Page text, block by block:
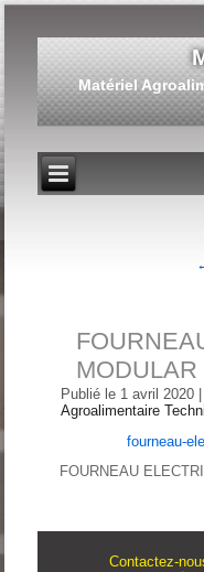
Matériel
Publié le 1 avril 2020
Agroalimentaire
fourneau-
FOURNEAU
Contactez-